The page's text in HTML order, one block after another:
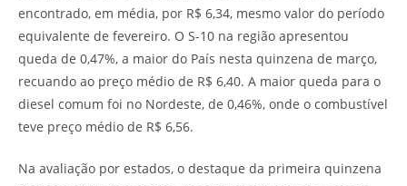
encontrado, em média, por R$ 6,34, mesmo valor do período
equivalente de fevereiro. O S-10 na região apresentou
queda de 0,47%, a maior do País nesta quinzena de março,
recuando ao preço médio de R$ 6,40. A maior queda para o
diesel comum foi no Nordeste, de 0,46%, onde o combustível
teve preço médio de R$ 6,56.
Na avaliação por estados, o destaque da primeira quinzena